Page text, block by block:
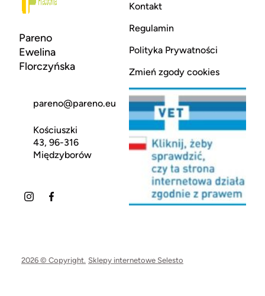
Pareno
Ewelina
Florczyńska
pareno@pareno.eu
Kościuszki
43, 96-316
Międzyborów
Kontakt
Regulamin
Polityka Prywatności
Zmień zgody cookies
2026 © Copyright. Sklepy internetowe Selesto